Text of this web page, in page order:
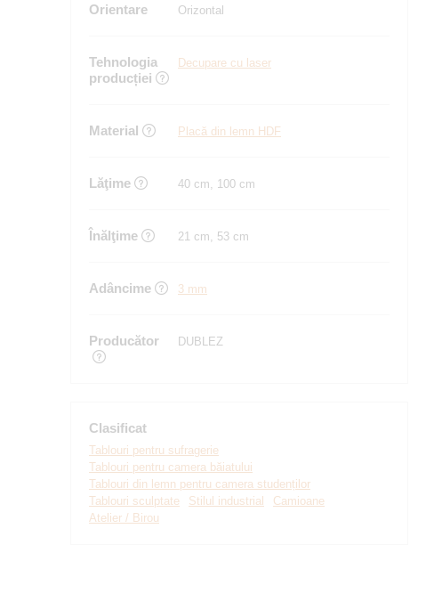
Orientare Orizontal
Tehnologia
producției
Decupare cu laser
Material Placă din lemn HDF
Lăţime 40 cm, 100 cm
Înălţime 21 cm, 53 cm
Adâncime 3 mm
Producător DUBLEZ
Clasificat
Tablouri pentru sufragerie
Tablouri pentru camera băiatului
Tablouri din lemn pentru camera studenților
Tablouri sculptate
Stilul industrial
Camioane
Atelier / Birou